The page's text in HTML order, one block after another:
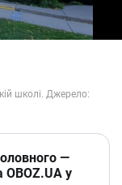
—
OBOZ.UA у